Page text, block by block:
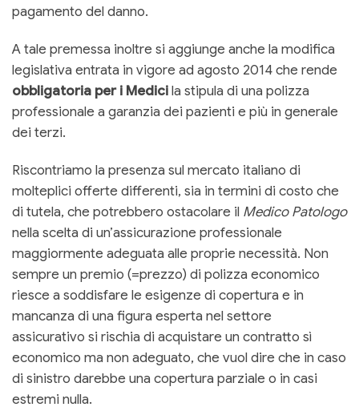
pagamento del danno.
A tale premessa inoltre si aggiunge anche la modifica
legislativa entrata in vigore ad agosto 2014 che rende
obbligatoria per i Medicila stipula di una polizza
professionale a garanzia dei pazienti e più in generale
dei terzi.
Riscontriamo la presenza sul mercato italiano di
molteplici offerte differenti, sia in termini di costo che
di tutela, che potrebbero ostacolare il Medico Patologo
nella scelta di un’assicurazione professionale
maggiormente adeguata alle proprie necessità. Non
sempre un premio (=prezzo) di polizza economico
riesce a soddisfare le esigenze di copertura e in
mancanza di una figura esperta nel settore
assicurativo si rischia di acquistare un contratto sì
economico ma non adeguato, che vuol dire che in caso
di sinistro darebbe una copertura parziale o in casi
estremi nulla.